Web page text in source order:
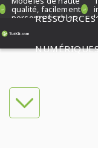
qualité, facilement
personnalisables
RESSOURCES